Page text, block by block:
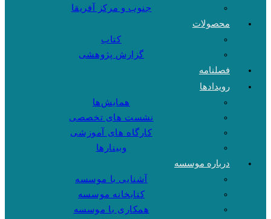
جنوب و مرکز آفریقا
محصولات
کتاب
گزارش پژوهشی
فصلنامه
رویدادها
همایش‌ها
نشست های تخصصی
کارگاه های آموزشی
وبینارها
درباره موسسه
آشنایی با موسسه
کتابخانه موسسه
همکاری با موسسه